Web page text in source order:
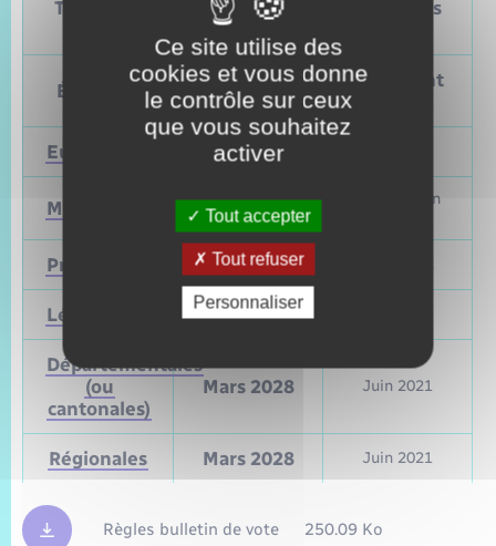
Tableau – Dates et périodicité des élections
politiques
Élections
Prochain
vote
Précédent
Européennes 9 juin 2024
Municipales 2026
Mars et juin
Présidentielle 2027
Législatives 2027
Départementales
(ou
cantonales)
Mars 2028 Juin 2021
Régionales Mars 2028 Juin 2021
Règles bulletin de vote 250.09 Ko
Ce site utilise des
cookies et vous donne
le contrôle sur ceux
que vous souhaitez
activer
Tout accepter
Tout refuser
Personnaliser